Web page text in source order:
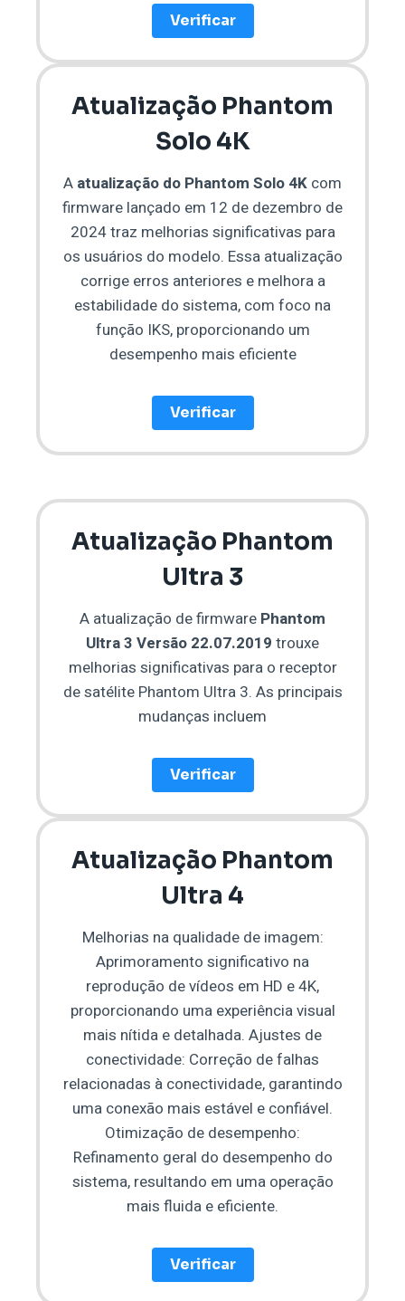
Verificar
Atualização Phantom
Solo 4K
A atualização do Phantom Solo 4K com
firmware lançado em 12 de dezembro de
2024 traz melhorias significativas para
os usuários do modelo. Essa atualização
corrige erros anteriores e melhora a
estabilidade do sistema, com foco na
função IKS, proporcionando um
desempenho mais eficiente
Verificar
Atualização Phantom
Ultra 3
A atualização de firmware Phantom
Ultra 3 Versão 22.07.2019 trouxe
melhorias significativas para o receptor
de satélite Phantom Ultra 3. As principais
mudanças incluem
Verificar
Atualização Phantom
Ultra 4
Melhorias na qualidade de imagem:
Aprimoramento significativo na
reprodução de vídeos em HD e 4K,
proporcionando uma experiência visual
mais nítida e detalhada. Ajustes de
conectividade: Correção de falhas
relacionadas à conectividade, garantindo
uma conexão mais estável e confiável.
Otimização de desempenho:
Refinamento geral do desempenho do
sistema, resultando em uma operação
mais fluida e eficiente.
Verificar